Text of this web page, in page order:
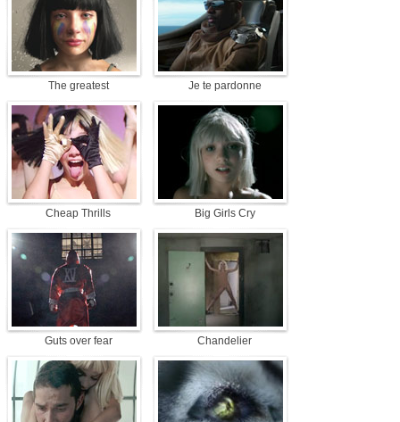
The greatest Je te pardonne
Cheap Thrills Big Girls Cry
Guts over fear Chandelier